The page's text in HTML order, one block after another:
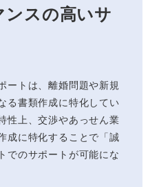
スの高いサ
ートは、離婚問題や新規
る書類作成に特化してい
性上、交渉やあっせん業
成に特化することで「誠
でのサポートが可能にな